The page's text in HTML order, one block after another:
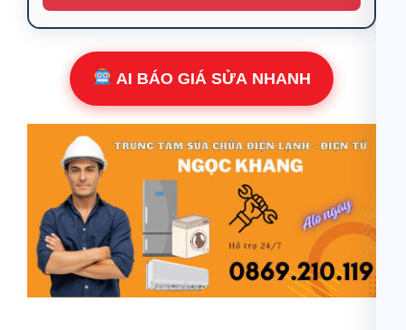
AI BÁO GIÁ SỬA NHANH